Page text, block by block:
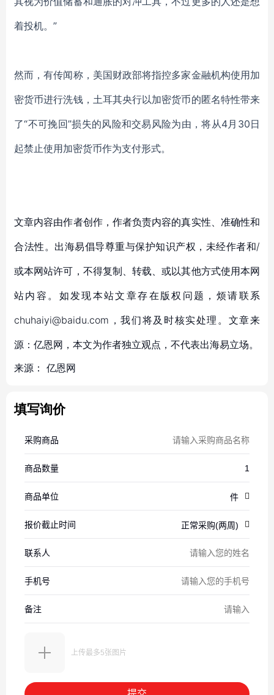
着投机。”
然而，有传闻称，美国财政部将指控多家金融机构使用加
密货币进行洗钱，土耳其央行以加密货币的匿名特性带来
了“不可挽回”损失的风险和交易风险为由，将从4月30日
起禁止使用加密货币作为支付形式。
文章内容由作者创作，作者负责内容的真实性、准确性和
合法性。出海易倡导尊重与保护知识产权，未经作者和/
或本网站许可，不得复制、转载、或以其他方式使用本网
站内容。如发现本站文章存在版权问题，烦请联系
chuhaiyi@baidu.com，我们将及时核实处理。文章来
源：亿恩网，本文为作者独立观点，不代表出海易立场。
来源： 亿恩网
填写询价